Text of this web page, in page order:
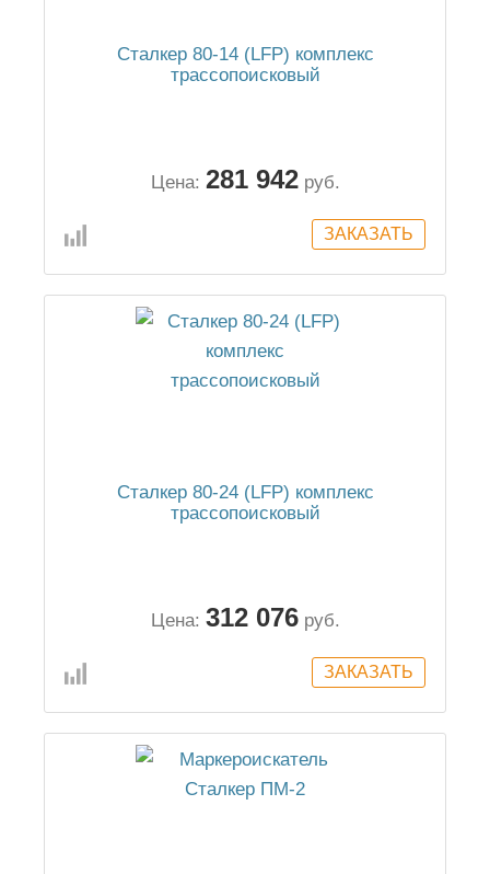
Сталкер 80-14 (LFP) комплекс
трассопоисковый
Цена: 281 942 руб.
Сталкер 80-24 (LFP) комплекс
трассопоисковый
Цена: 312 076 руб.